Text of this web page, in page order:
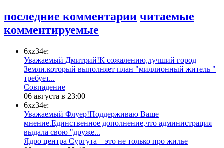
последние комментарии читаемые
комментируемые
6xz34e:
Уважаемый Дмитрий!К сожалению,лучший город
Земли.который выполняет план "миллионный житель "
требует...
​Совпадение
06 августа в 23:00
6xz34e:
Уважаемый Флуер!Поддерживаю Ваше
мнение.Единственное дополнение,что администрация
выдала свою "друже...
​Ядро центра Сургута ‒ это не только про жилье